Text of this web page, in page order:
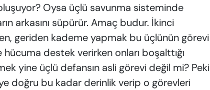
Oysa üçlü savunma sisteminde
arkasını süpürür. Amaç budur. İkinci
geriden kademe yapmak bu üçlünün görevi
destek verirken onları boşalttığı
yine üçlü defansın asli görevi değil mi? Peki
doğru bu kadar derinlik verip o görevleri